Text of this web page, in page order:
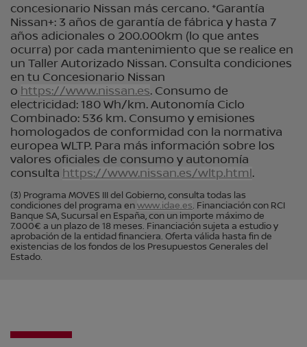
concesionario Nissan más cercano. *Garantía
Nissan+: 3 años de garantía de fábrica y hasta 7
años adicionales o 200.000km (lo que antes
ocurra) por cada mantenimiento que se realice en
un Taller Autorizado Nissan. Consulta condiciones
en tu Concesionario Nissan
o https://www.nissan.es. Consumo de
electricidad: 180 Wh/km. Autonomía Ciclo
Combinado: 536 km. Consumo y emisiones
homologados de conformidad con la normativa
europea WLTP. Para más información sobre los
valores oficiales de consumo y autonomía
consulta https://www.nissan.es/wltp.html.
(3) Programa MOVES III del Gobierno, consulta todas las
condiciones del programa enwww.idae.es. Financiación con RCI
Banque SA, Sucursal en España, con un importe máximo de
7.000€ a un plazo de 18 meses. Financiación sujeta a estudio y
aprobación de la entidad financiera. Oferta válida hasta fin de
existencias de los fondos de los Presupuestos Generales del
Estado.